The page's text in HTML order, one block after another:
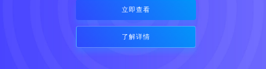
立即查看
了解详情